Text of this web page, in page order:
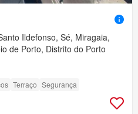
Ildefonso, Sé, Miragaia,
de Porto, Distrito do Porto
Terraço Segurança